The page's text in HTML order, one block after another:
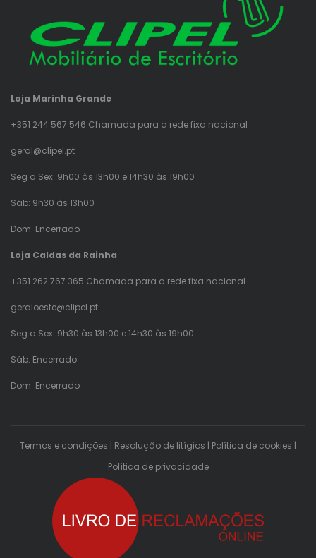
Loja Marinha Grande
+351 244 567 546 Chamada para a rede fixa nacional
geral@clipel.pt
Seg a Sex: 9h00 às 13h00 e 14h30 às 19h00
Sáb: 9h30 às 13h00
Dom: Encerrado
Loja Caldas da Rainha
+351 262 767 365 Chamada para a rede fixa nacional
geraloeste@clipel.pt
Seg a Sex: 9h30 às 13h00 e 14h30 às 19h00
Sáb: Encerrado
Dom: Encerrado
Termos e condições | Resolução de litígios | Política de cookies |
Política de privacidade